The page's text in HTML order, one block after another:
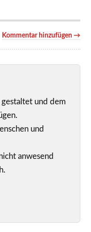
Kommentar hinzufügen →
und dem
und
anwesend